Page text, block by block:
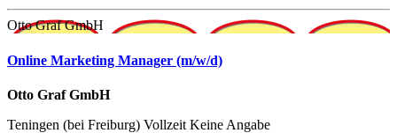
Otto Graf GmbH
Online Marketing Manager (m/w/d)
Otto Graf GmbH
Teningen (bei Freiburg) Vollzeit Keine Angabe